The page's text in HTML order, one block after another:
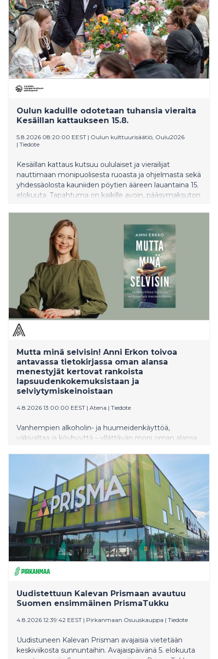
Oulun kaduille odotetaan tuhansia vieraita
Kesäillan kattaukseen 15.8.
5.8.2026 08:20:00 EEST | Oulun kulttuurisäätiö, Oulu2026
| Tiedote
Kesäillan kattaus kutsuu oululaiset ja vierailijat
nauttimaan monipuolisesta ruoasta ja ohjelmasta sekä
yhdessäolosta kauniiden pöytien ääreen lauantaina 15.
elokuuta. Tapahtuma on kaikille avoin, pääsymaksuton
liikennejärjestelyihin Oulun keskustassa.
Mutta minä selvisin! Anni Erkon toivoa
antavassa tietokirjassa oman alansa
menestyjät kertovat rankoista
lapsuudenkokemuksistaan ja
selviytymiskeinoistaan
4.8.2026 13:00:00 EEST | Atena | Tiedote
Vanhempien alkoholin- ja huumeidenkäyttöä,
väkivaltaa ja köyhyyttä – yllättävän moni oman alansa
Anni Erkon Mutta minä selvisin -tietokirjassa tarinansa
kertovat Sami Kieksi, Rita Niemi-Manninen, Maria
Ohisalo, Anja Snellman ja kuusi muuta julkisuudesta
tuttua henkilöä. Teos valottaa selviytymiskokemusten
anatomiaa myös useiden asiantuntijahaastattelujen
kautta.
Uudistettuun Kalevan Prismaan avautuu
Suomen ensimmäinen PrismaTukku
4.8.2026 12:39:42 EEST | Pirkanmaan Osuuskauppa | Tiedote
Uudistuneen Kalevan Prisman avajaisia vietetään
keskiviikosta sunnuntaihin. Avajaispäivänä 5. elokuuta